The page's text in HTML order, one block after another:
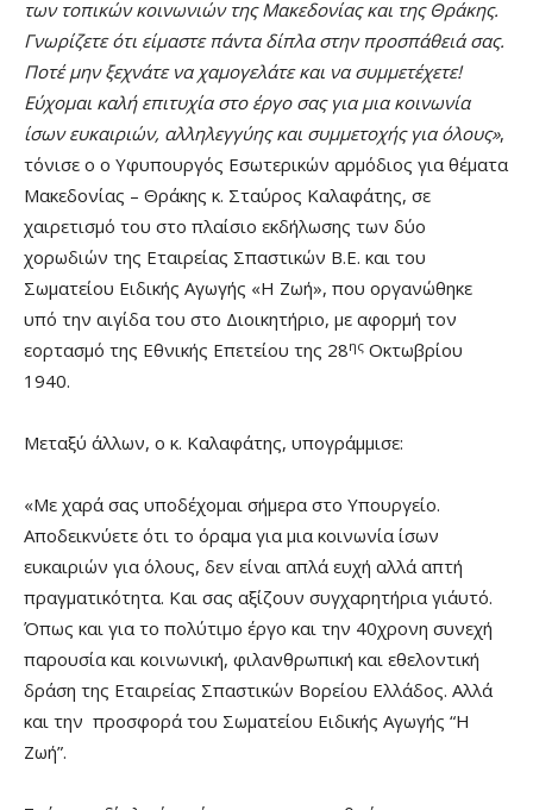
των τοπικών κοινωνιών της Μακεδονίας και της Θράκης.
Γνωρίζετε ότι είμαστε πάντα δίπλα στην προσπάθειά σας.
Ποτέ μην ξεχνάτε να χαμογελάτε και να συμμετέχετε!
Εύχομαι καλή επιτυχία στο έργο σας για μια κοινωνία
ίσων ευκαιριών, αλληλεγγύης και συμμετοχής για όλους»,
τόνισε ο ο Υφυπουργός Εσωτερικών αρμόδιος για θέματα
Μακεδονίας – Θράκης κ. Σταύρος Καλαφάτης, σε
χαιρετισμό του στο πλαίσιο εκδήλωσης των δύο
χορωδιών της Εταιρείας Σπαστικών Β.Ε. και του
Σωματείου Ειδικής Αγωγής «Η Ζωή», που οργανώθηκε
υπό την αιγίδα του στο Διοικητήριο, με αφορμή τον
εορτασμό της Εθνικής Επετείου της 28ης Οκτωβρίου
1940.
Μεταξύ άλλων, ο κ. Καλαφάτης, υπογράμμισε:
«Με χαρά σας υποδέχομαι σήμερα στο Υπουργείο.
Αποδεικνύετε ότι το όραμα για μια κοινωνία ίσων
ευκαιριών για όλους, δεν είναι απλά ευχή αλλά απτή
πραγματικότητα. Και σας αξίζουν συγχαρητήρια γι΄αυτό.
Όπως και για το πολύτιμο έργο και την 40χρονη συνεχή
παρουσία και κοινωνική, φιλανθρωπική και εθελοντική
δράση της Εταιρείας Σπαστικών Βορείου Ελλάδος. Αλλά
και την προσφορά του Σωματείου Ειδικής Αγωγής “Η
Ζωή”.